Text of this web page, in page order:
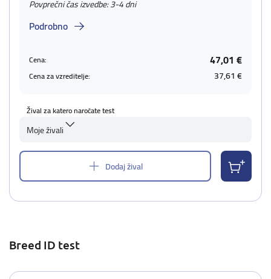
Povprečni čas izvedbe: 3-4 dni
Podrobno
Cena: 47,01 €
Cena za vzreditelje: 37,61 €
Žival za katero naročate test
Moje živali
Dodaj žival
Breed ID test